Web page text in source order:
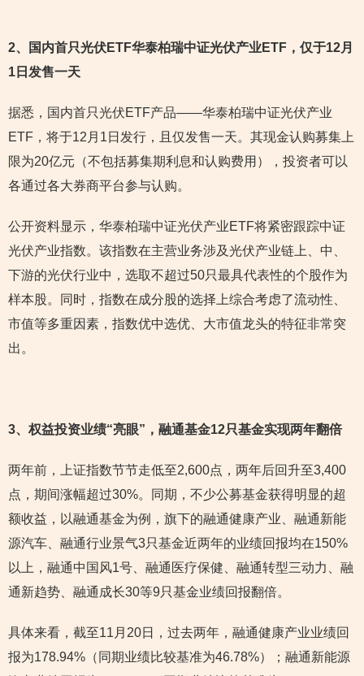
2、国内首只光伏ETF华泰柏瑞中证光伏产业ETF，仅于12月
1日发售一天
据悉，国内首只光伏ETF产品——华泰柏瑞中证光伏产业
ETF，将于12月1日发行，且仅发售一天。其现金认购募集上
限为20亿元（不包括募集期利息和认购费用），投资者可以
各通过各大券商平台参与认购。
公开资料显示，华泰柏瑞中证光伏产业ETF将紧密跟踪中证
光伏产业指数。该指数在主营业务涉及光伏产业链上、中、
下游的光伏行业中，选取不超过50只最具代表性的个股作为
样本股。同时，指数在成分股的选择上综合考虑了流动性、
市值等多重因素，指数优中选优、大市值龙头的特征非常突
出。
3、权益投资业绩“亮眼”，融通基金12只基金实现两年翻倍
两年前，上证指数节节走低至2,600点，两年后回升至3,400
点，期间涨幅超过30%。同期，不少公募基金获得明显的超
额收益，以融通基金为例，旗下的融通健康产业、融通新能
源汽车、融通行业景气3只基金近两年的业绩回报均在150%
以上，融通中国风1号、融通医疗保健、融通转型三动力、融
通新趋势、融通成长30等9只基金业绩回报翻倍。
具体来看，截至11月20日，过去两年，融通健康产业业绩回
报为178.94%（同期业绩比较基准为46.78%）；融通新能源